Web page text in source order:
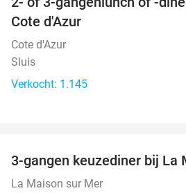
Cote d'Azur
Cote d'Azur
Sluis
Verkocht: 1.145
3-gangen keuzediner bij La
La Maison sur Mer